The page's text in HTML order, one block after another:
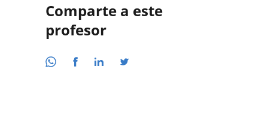
Comparte a este
profesor